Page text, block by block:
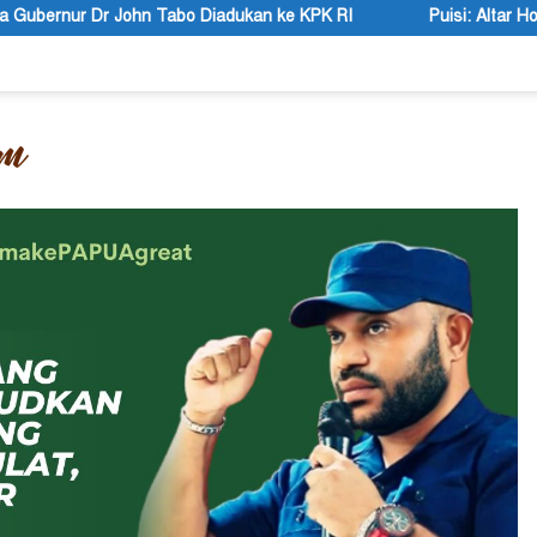
ke KPK RI Puisi: Altar Honai, Negara Suci, dan